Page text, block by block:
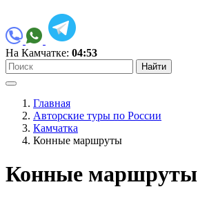
На Камчатке: 04:53
Найти
Главная
Авторские туры по России
Камчатка
Конные маршруты
Конные маршруты